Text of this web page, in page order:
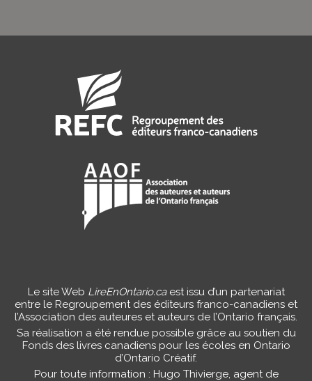
Le site Web LireEnOntario.caest issu d’un partenariat
entre le Regroupement des éditeurs franco-canadiens et
l’Association des auteures et auteurs de l’Ontario français.
Sa réalisation a été rendue possible grâce au soutien du
Fonds des livres canadiens pour les écoles en Ontario
d’Ontario Créatif.
Pour toute information : Hugo Thivierge, agent de